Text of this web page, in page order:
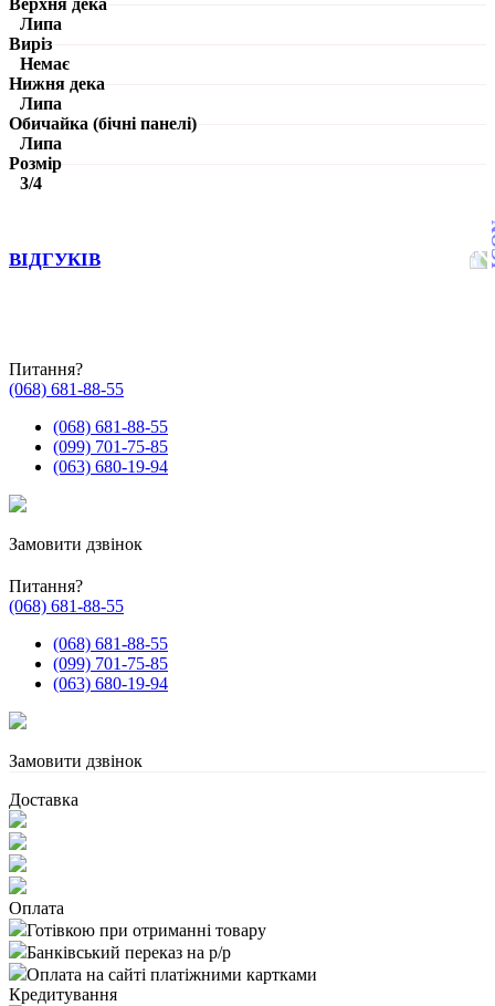
Верхня дека
Липа
Виріз
Немає
Нижня дека
Липа
Обичайка (бічні панелі)
Липа
Розмір
3/4
ВІДГУКІВ
Питання?
(068) 681-88-55
(068) 681-88-55
(099) 701-75-85
(063) 680-19-94
Замовити дзвінок
Питання?
(068) 681-88-55
(068) 681-88-55
(099) 701-75-85
(063) 680-19-94
Замовити дзвінок
Доставка
Оплата
Готівкою при отриманні товару
Банківський переказ на р/р
Оплата на сайті платіжними картками
Кредитування